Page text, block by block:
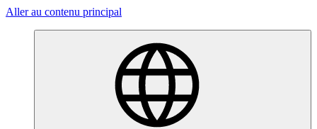
Aller au contenu principal